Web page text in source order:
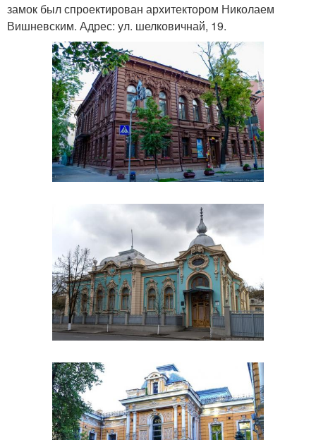
замок был спроектирован архитектором Николаем
Вишневским. Адрес: ул. шелковичнай, 19.